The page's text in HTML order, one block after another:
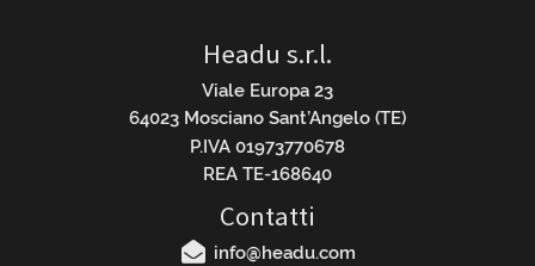
Headu s.r.l.
Viale Europa 23
64023 Mosciano Sant’Angelo (TE)
P.IVA 01973770678
REA TE-168640
Contatti
info@headu.com